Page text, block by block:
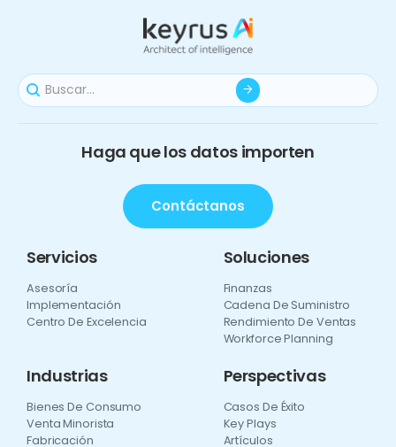
Haga que los datos importen
Contáctanos
Servicios
Asesoría
Implementación
Centro De Excelencia
Soluciones
Finanzas
Cadena De Suministro
Rendimiento De Ventas
Workforce Planning
Industrias
Bienes De Consumo
Venta Minorista
Fabricación
Perspectivas
Casos De Éxito
Key Plays
Artículos